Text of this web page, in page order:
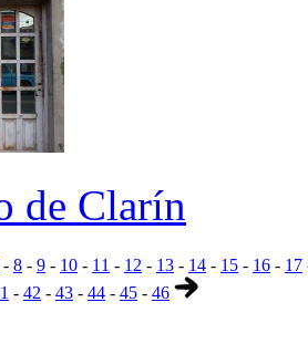
de Clarín
- 8 - 9 - 10 - 11 - 12 - 13 - 14 - 15 - 16 - 17
- 42 - 43 - 44 - 45 - 46